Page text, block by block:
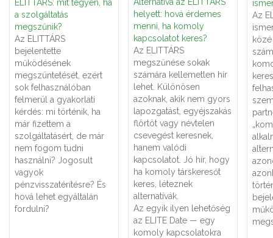
ELITTÁRS: mit tegyen, ha
a szolgáltatás
megszűnik?
Az ELITTÁRS
bejelentette
működésének
megszüntetését, ezért
sok felhasználóban
felmerül a gyakorlati
kérdés: mi történik, ha
már fizettem a
szolgáltatásért, de már
nem fogom tudni
használni? Jogosult
vagyok
pénzvisszatérítésre? És
hová lehet egyáltalán
fordulni?
helyett: hová érdemes
menni, ha komoly
kapcsolatot keres?
Az ELITTÁRS
megszűnése sokak
számára kellemetlen hír
lehet. Különösen
azoknak, akik nem gyors
lapozgatást, egyéjszakás
flörtöt vagy névtelen
csevegést keresnek,
hanem valódi
kapcsolatot. Jó hír, hogy
ha komoly társkeresőt
keres, léteznek
alternatívák.
Az egyik ilyen lehetőség
az ELITE Date — egy
komoly kapcsolatokra
Az